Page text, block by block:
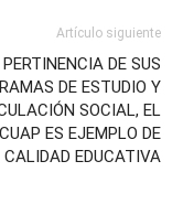
Artículo siguiente
DE SUS
DE ESTUDIO Y
SOCIAL, EL
ICUAP ES EJEMPLO DE
CALIDAD EDUCATIVA